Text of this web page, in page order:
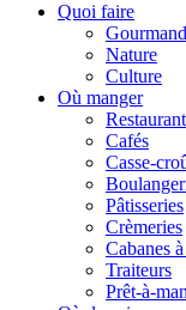
Quoi faire
Gourmand
Nature
Culture
Où manger
Cafés
Casse-
Pâtisseries
Crèmeries
Cabanes
Traiteurs
Prêt-à-